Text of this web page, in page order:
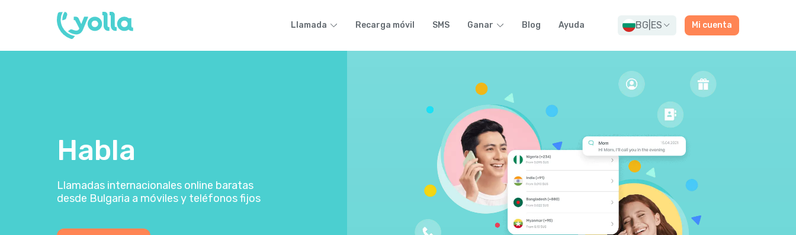
Llamada Recarga móvil SMS Ganar Blog Ayuda BG ES Mi cuenta
Habla
Llamadas internacionales online baratas
desde Bulgaria a móviles y teléfonos fijos